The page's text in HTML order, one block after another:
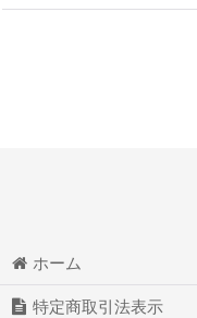
ホーム
特定商取引法表示